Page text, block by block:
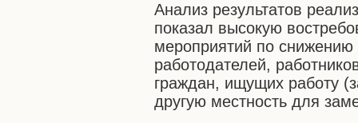
Анализ результатов
показал высокую
мероприятий по снижению
работодателей,
граждан, ищущих работу
другую местность для